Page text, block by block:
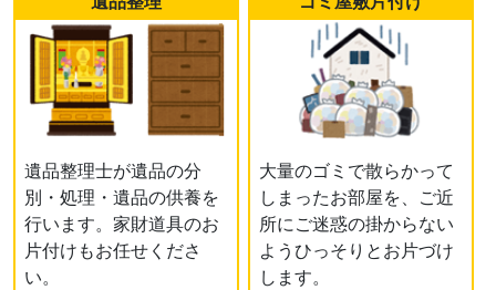
遺品整理士が遺品の分
別・処理・遺品の供養を
行います。家財道具のお
片付けもお任せくださ
い。
大量のゴミで散らかって
しまったお部屋を、ご近
所にご迷惑の掛からない
ようひっそりとお片づけ
します。